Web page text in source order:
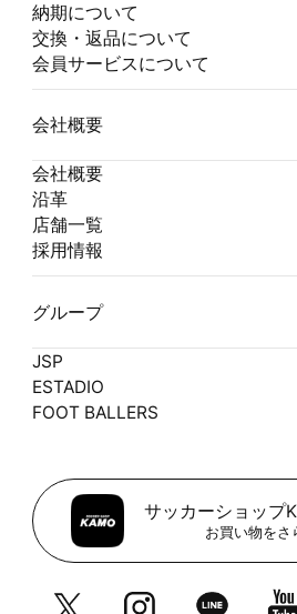
納期について
交換・返品について
会員サービスについて
会社概要
会社概要
沿革
店舗一覧
採用情報
グループ
JSP
ESTADIO
FOOT BALLERS
サッカーショップ
お買い物をさ